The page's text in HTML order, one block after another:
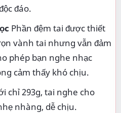
đáo.
Phần đệm tai được thiết
vành tai nhưng vẫn đảm
phép bạn nghe nhạc
cảm thấy khó chịu.
chỉ 293g, tai nghe cho
nhàng, dễ chịu.